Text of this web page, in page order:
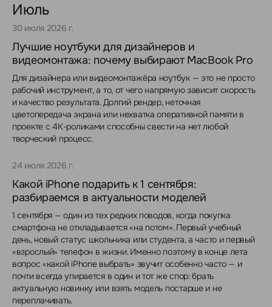
Июль
30 июля 2026 г.
Лучшие ноутбуки для дизайнеров и
видеомонтажа: почему выбирают MacBook Pro
Для дизайнера или видеомонтажёра ноутбук — это не просто
рабочий инструмент, а то, от чего напрямую зависит скорость
и качество результата. Долгий рендер, неточная
цветопередача экрана или нехватка оперативной памяти в
проекте с 4K-роликами способны свести на нет любой
творческий процесс.
24 июля 2026 г.
Какой iPhone подарить к 1 сентября:
разбираемся в актуальности моделей
1 сентября — один из тех редких поводов, когда покупка
смартфона не откладывается «на потом». Первый учебный
день, новый статус школьника или студента, а часто и первый
«взрослый» телефон в жизни. Именно поэтому в конце лета
вопрос «какой iPhone выбрать» звучит особенно часто — и
почти всегда упирается в один и тот же спор: брать
актуальную новинку или взять модель постарше и не
переплачивать.